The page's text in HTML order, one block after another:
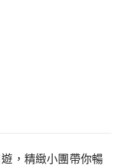
，精緻小團帶你暢